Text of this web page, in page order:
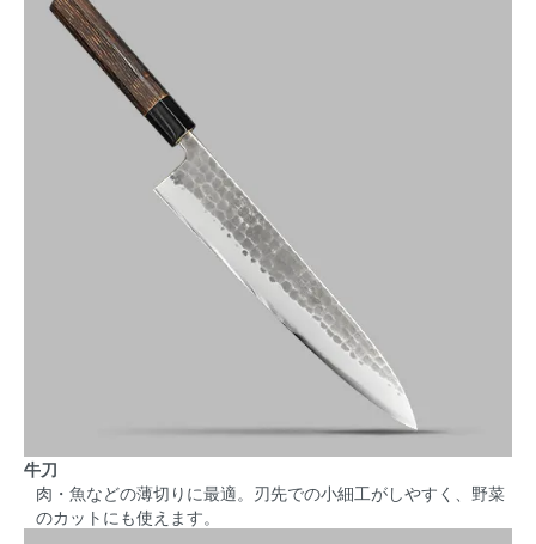
牛刀
肉・魚などの薄切りに最適。刃先での小細工がしやすく、野菜
のカットにも使えます。